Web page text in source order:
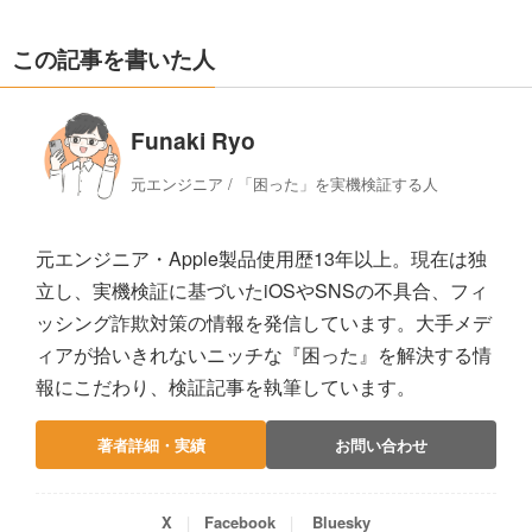
この記事を書いた人
Funaki Ryo
元エンジニア / 「困った」を実機検証する人
元エンジニア・Apple製品使用歴13年以上。現在は独
立し、実機検証に基づいたiOSやSNSの不具合、フィ
ッシング詐欺対策の情報を発信しています。大手メデ
ィアが拾いきれないニッチな『困った』を解決する情
報にこだわり、検証記事を執筆しています。
著者詳細・実績 お問い合わせ
X Facebook Bluesky